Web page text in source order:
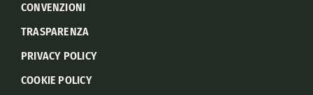
CONVENZIONI
TRASPARENZA
PRIVACY POLICY
COOKIE POLICY